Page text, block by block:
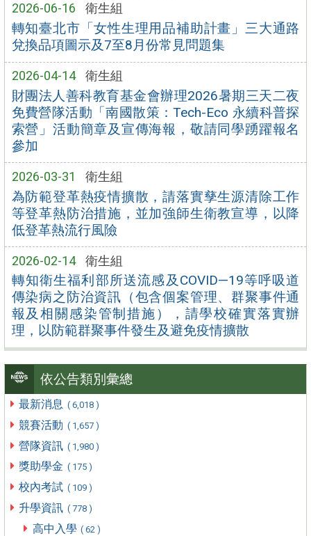
2026-06-16 衛生組
轉知臺北市「女性生理用品補助計畫」三大通路
兌換品項圖示及7至8月份常見問題集
2026-04-14 衛生組
財團法人善科教育基金會辦理2026暑期三天二夜
免費營隊活動「南國散策：Tech-Eco 永續科普探
索營」活動簡章及宣傳海報，敬請同學踴躍報名
參加
2026-03-31 衛生組
為防範登革熱疫情擴散，請落實孳生源清除工作
等登革熱防治措施，並加強師生衛教宣導，以降
低登革熱流行風險
2026-02-14 衛生組
轉知衛生福利部所送流感及COVID—19等呼吸道
傳染病之防治資訊（包含個案管理、群聚事件通
報及相關感染管制措施），請學校確實落實辦
理，以防範群聚事件發生及避免疫情擴散
依公告類別彙總
最新消息 ( 6,018 )
競賽活動 ( 1,657 )
營隊資訊 ( 1,980 )
獎助學金 ( 175 )
校內考試 ( 109 )
升學資訊 ( 778 )
高中入學 ( 62 )